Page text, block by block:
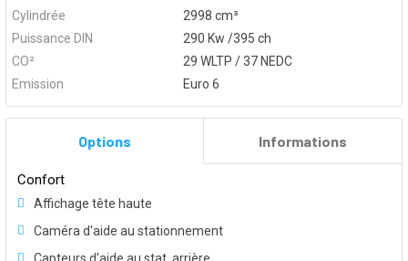
Cylindrée
2998 cm³
Puissance DIN
290 Kw /395 ch
CO²
29 WLTP / 37 NEDC
Emission
Euro 6
Options Informations
Confort
Affichage tête haute
Caméra d'aide au stationnement